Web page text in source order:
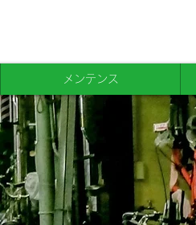
メンテンス